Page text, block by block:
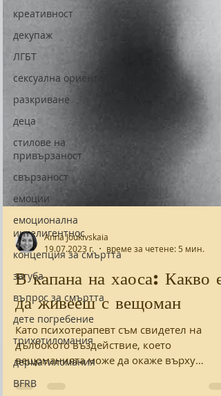
креативност
декупаж
ЛГБТ
сексуална ориентация
разкриване
деца
стилове на
привързаност
свързаност
емоции
емоционална
интелигентнос
концепция за смъртта
загуба
въпрос за смъртта
дете погребение
трихотиломания
дерматиломания
BFRB
Anna Joukivskaia
време за четене: 5 мин.
В капана на хаоса: Какво е
да живееш с вещоман
Като психотерапевт съм свидетел на
дълбокото въздействие, което
вещоманията може да окаже върху